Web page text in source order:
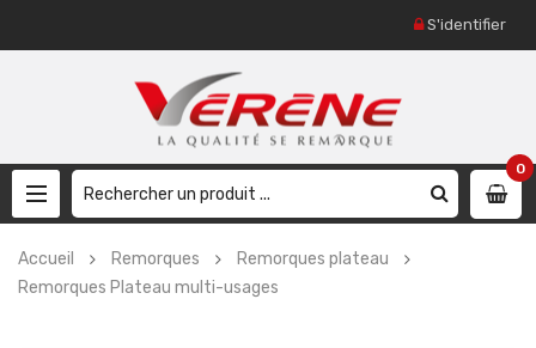
S'identifier
0
Accueil Remorques
Remorques plateau
Remorques Plateau multi-usages